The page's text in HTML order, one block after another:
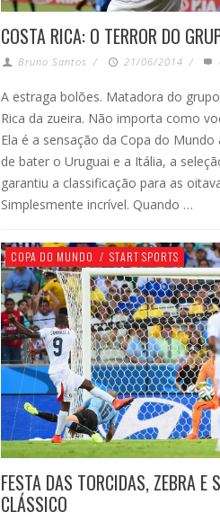
COSTA RICA: O TERROR DO
Bruno Santos / 21/06/2014 /
A estraga bolões. Matadora do
Rica da zueira. Não importa como
Ela é a sensação da Copa do
de bater o Uruguai e a Itália, a
garantiu a classificação para as
Simplesmente incrível. Quando …
COPA DO MUNDO / START SPORTS
FESTA DAS TORCIDAS, ZEBRA E
CLÁSSICO